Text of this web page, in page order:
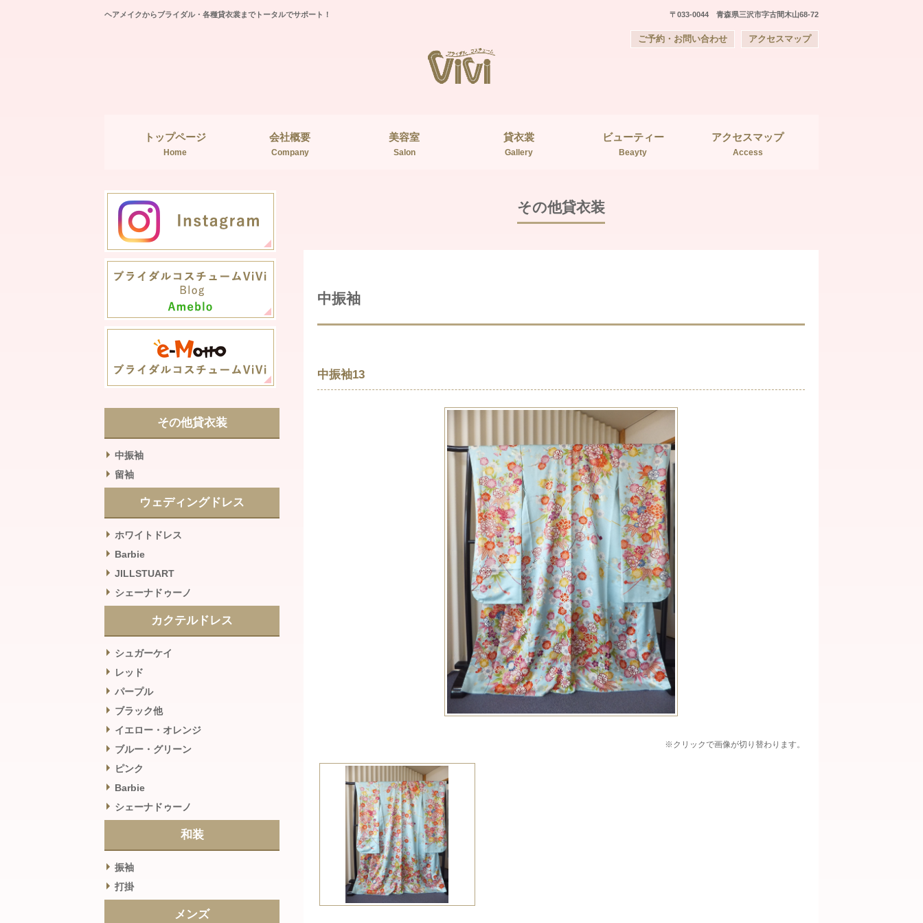
ヘアメイクからブライダル・各種貸衣裳までトータルでサポート！ 〒033-0044 青森県三沢市字古間木山68-72
ご予約・お問い合わせ アクセスマップ
トップページ
Home
会社概要
Company
美容室
Salon
貸衣裳
Gallery
ビューティー
Beayty
アクセスマップ
Access
その他貸衣装
中振袖
中振袖13
※クリックで画像が切り替わります。
その他貸衣装
中振袖
留袖
ウェディングドレス
ホワイトドレス
Barbie
JILLSTUART
シェーナドゥーノ
カクテルドレス
シュガーケイ
レッド
パープル
ブラック他
イエロー・オレンジ
ブルー・グリーン
ピンク
Barbie
シェーナドゥーノ
和装
振袖
打掛
メンズ